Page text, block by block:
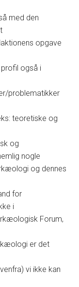
med den
opgave
også i
problematikker
teoretiske og
og
nogle
og dennes
for
i
Forum,
er det
vi ikke kan